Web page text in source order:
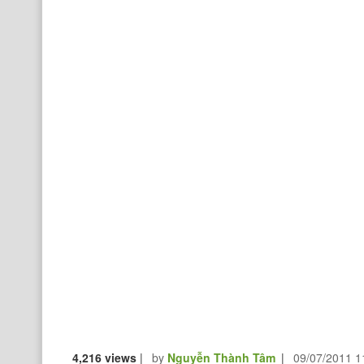
4,216 views | by Nguyễn Thành Tâm | 09/07/2011